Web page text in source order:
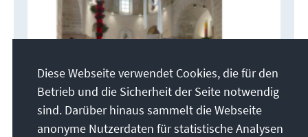
Diese Webseite verwendet Cookies, die für den
Betrieb und die Sicherheit der Seite notwendig
sind. Darüber hinaus sammelt die Webseite
anonyme Nutzerdaten für statistische Analysen